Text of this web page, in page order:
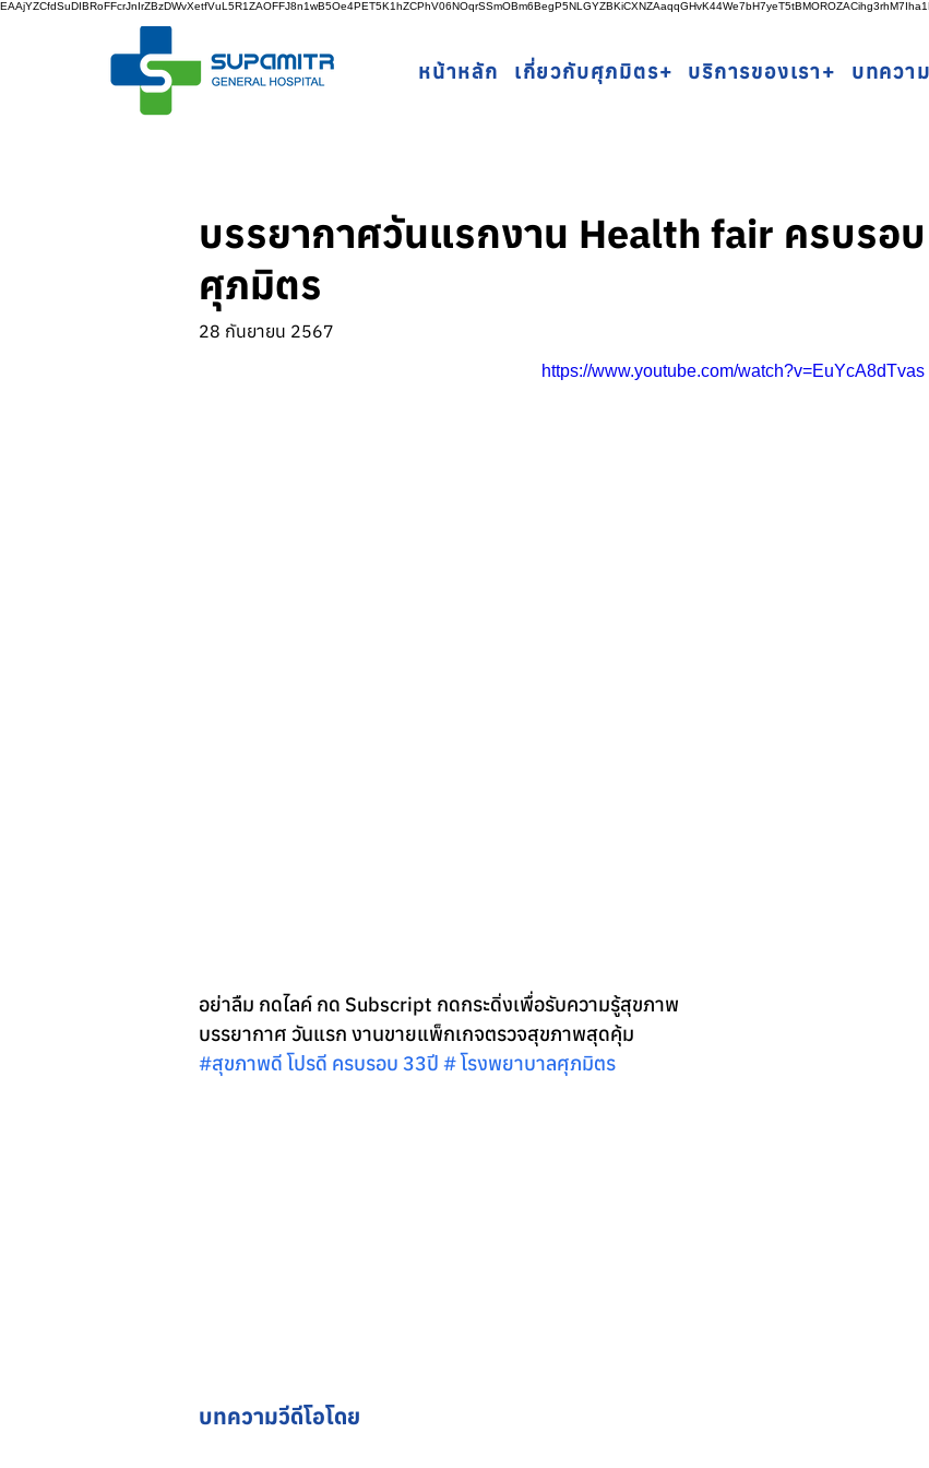
หน้าหลัก เกี่ยวกับศุภมิตร+ บริการของเรา+ บทควา
บรรยากาศวันแรกงาน Health fair ครบรอ
ศุภมิตร
28 กันยายน 2567
https://www.youtube.com/watch?v=EuYcA8dTvas
อย่าลืม กดไลค์ กด Subscript กดกระดิ่งเพื่อรับความรู้สุขภาพ
บรรยากาศ วันแรก งานขายแพ็กเกจตรวจสุขภาพสุดคุ้ม
#สุขภาพดี โปรดี ครบรอบ 33ปี # โรงพยาบาลศุภมิตร
บทความวีดีโอโดย